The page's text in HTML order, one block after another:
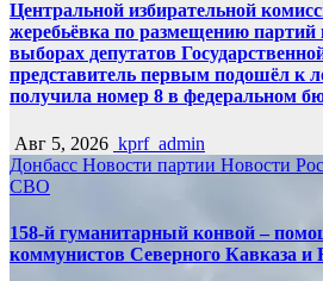
Центральной избирательной
жеребьёвка по размещению партий
выборах депутатов
представитель первым подошёл к
получила номер 8 в федеральном
Авг 5, 2026 kprf_admin
Донбасс Новости партии Новости
СВО
158-й гуманитарный конвой –
коммунистов Северного Кавказа и